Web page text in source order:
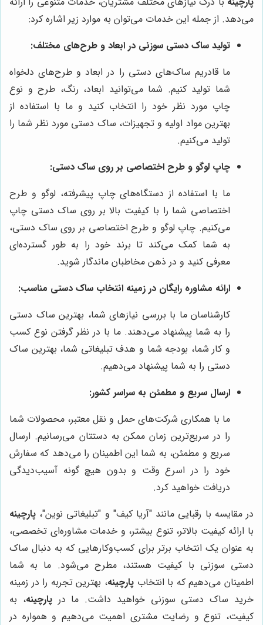
می‌دهد. از جمله این خدمات می‌توان به موارد زیر اشاره کرد:
تولید ساک دستی سوزنی در ابعاد و طرح‌های مختلف:
ما قادریم ساک‌های دستی را در ابعاد و طرح‌های دلخواه
شما تولید کنیم. شما می‌توانید ابعاد، رنگ، طرح و نوع
چاپ مورد نظر خود را انتخاب کنید و ما با استفاده از
بهترین مواد اولیه و تجهیزات، ساک دستی مورد نظر شما را
تولید می‌کنیم.
چاپ لوگو و طرح اختصاصی بر روی ساک دستی:
ما با استفاده از دستگاه‌های چاپ پیشرفته، لوگو و طرح
اختصاصی شما را با کیفیت بالا بر روی ساک دستی چاپ
می‌کنیم. چاپ لوگو و طرح اختصاصی بر روی ساک دستی،
به شما کمک می‌کند تا برند خود را به طور گسترده‌ای
معرفی کنید و در ذهن مخاطبان ماندگار شوید.
ارائه مشاوره رایگان در زمینه انتخاب ساک دستی مناسب:
کارشناسان ما با بررسی نیازهای شما، بهترین ساک دستی
را به شما پیشنهاد می‌دهند. ما با در نظر گرفتن نوع کسب
و کار شما، بودجه شما و هدف تبلیغاتی شما، بهترین ساک
دستی را به شما پیشنهاد می‌دهیم.
ارسال سریع و مطمئن به سراسر کشور:
ما با همکاری شرکت‌های حمل و نقل معتبر، محصولات شما
را در سریع‌ترین زمان ممکن به دستتان می‌رسانیم. ارسال
سریع و مطمئن، به شما این اطمینان را می‌دهد که سفارش
خود را در اسرع وقت و بدون هیچ گونه آسیب‌دیدگی
دریافت خواهید کرد.
در مقایسه با رقبایی مانند "آریا کیف" و "تبلیغاتی نوین"، پارچینه
با ارائه کیفیت بالاتر، تنوع بیشتر، و خدمات مشاوره‌ای تخصصی،
به عنوان یک انتخاب برتر برای کسب‌وکارهایی که به دنبال ساک
دستی سوزنی با کیفیت هستند، مطرح می‌شود. ما به شما
اطمینان می‌دهیم که با انتخاب پارچینه، بهترین تجربه را در زمینه
خرید ساک دستی سوزنی خواهید داشت. ما درپارچینه، به
کیفیت، تنوع و رضایت مشتری اهمیت می‌دهیم و همواره در